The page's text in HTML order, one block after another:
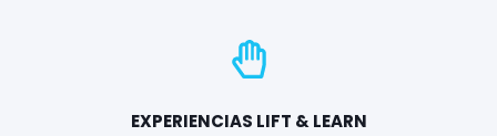
EXPERIENCIAS LIFT & LEARN